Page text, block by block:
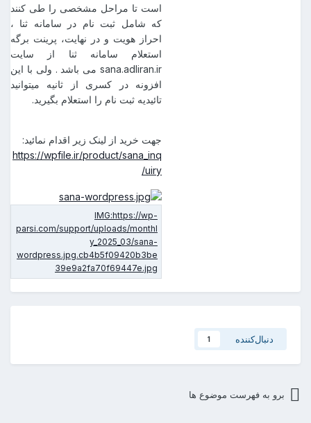
است تا مراحل مشخصی را طی کنند
که شامل ثبت نام در سامانه ثنا ،
احراز هویت و در نهایت، پرینت برگه
استعلام سامانه ثنا از سایت
sana.adliran.ir می باشد . ولی با این
افزونه در کسری از ثانیه میتوانید
تائیدیه ثبت نام را استعلام بگیرید.
جهت خرید از لینک زیر اقدام نمائید:
https://wpfile.ir/product/sana_inq
uiry/
دنبال‌کننده 1
برو به فهرست موضوع ها